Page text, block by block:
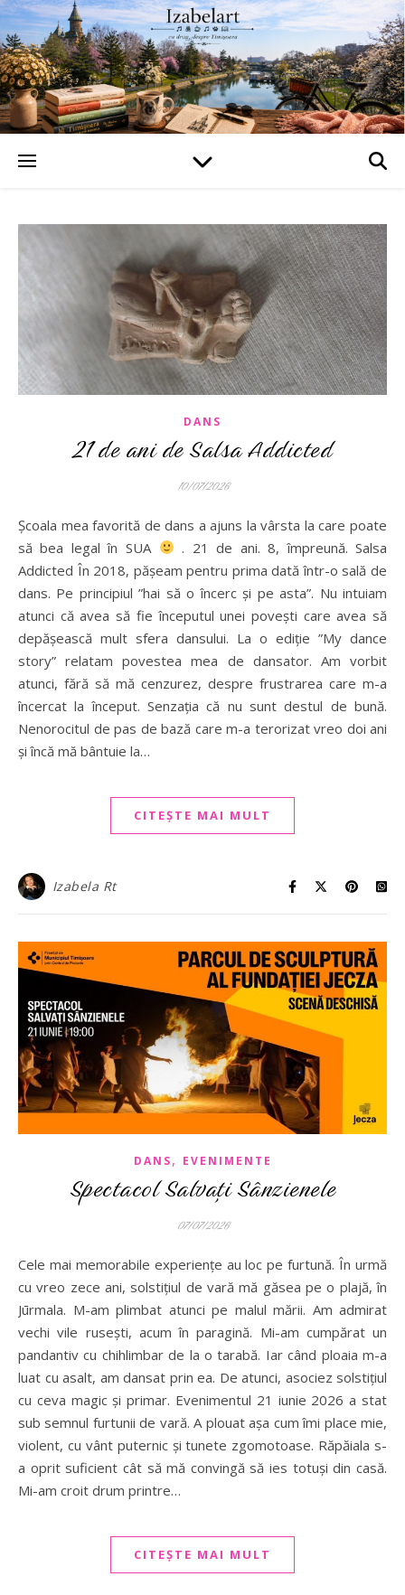
DANS
21 de ani de Salsa Addicted
10/07/2026
Școala mea favorită de dans a ajuns la vârsta la care poate
să bea legal în SUA
. 21 de ani. 8, împreună. Salsa
Addicted În 2018, pășeam pentru prima dată într-o sală de
dans. Pe principiul ”hai să o încerc și pe asta”. Nu intuiam
atunci că avea să fie începutul unei povești care avea să
depășească mult sfera dansului. La o ediție ”My dance
story” relatam povestea mea de dansator. Am vorbit
atunci, fără să mă cenzurez, despre frustrarea care m-a
încercat la început. Senzația că nu sunt destul de bună.
Nenorocitul de pas de bază care m-a terorizat vreo doi ani
și încă mă bântuie la…
CITEȘTE MAI MULT
Izabela Rt
DANS, EVENIMENTE
Spectacol Salvați Sânzienele
07/07/2026
Cele mai memorabile experiențe au loc pe furtună. În urmă
cu vreo zece ani, solstițiul de vară mă găsea pe o plajă, în
Jūrmala. M-am plimbat atunci pe malul mării. Am admirat
vechi vile rusești, acum în paragină. Mi-am cumpărat un
pandantiv cu chihlimbar de la o tarabă. Iar când ploaia m-a
luat cu asalt, am dansat prin ea. De atunci, asociez solstițiul
cu ceva magic și primar. Evenimentul 21 iunie 2026 a stat
sub semnul furtunii de vară. A plouat așa cum îmi place mie,
violent, cu vânt puternic și tunete zgomotoase. Răpăiala s-
a oprit suficient cât să mă convingă să ies totuși din casă.
Mi-am croit drum printre…
CITEȘTE MAI MULT